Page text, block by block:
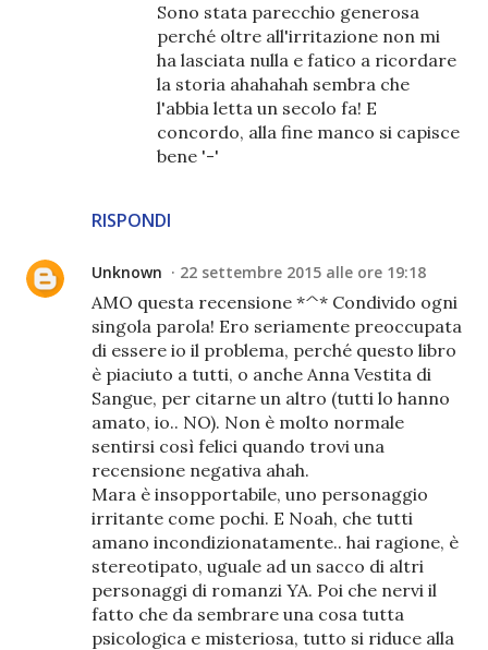
RISPONDI
Sono stata parecchio generosa
perché oltre all'irritazione non mi
ha lasciata nulla e fatico a ricordare
la storia ahahahah sembra che
l'abbia letta un secolo fa! E
concordo, alla fine manco si capisce
bene '-'
Unknown 22 settembre 2015 alle ore 19:18
AMO questa recensione *^* Condivido ogni
singola parola! Ero seriamente preoccupata
di essere io il problema, perché questo libro
è piaciuto a tutti, o anche Anna Vestita di
Sangue, per citarne un altro (tutti lo hanno
amato, io.. NO). Non è molto normale
sentirsi così felici quando trovi una
recensione negativa ahah.
Mara è insopportabile, uno personaggio
irritante come pochi. E Noah, che tutti
amano incondizionatamente.. hai ragione, è
stereotipato, uguale ad un sacco di altri
personaggi di romanzi YA. Poi che nervi il
fatto che da sembrare una cosa tutta
psicologica e misteriosa, tutto si riduce alla